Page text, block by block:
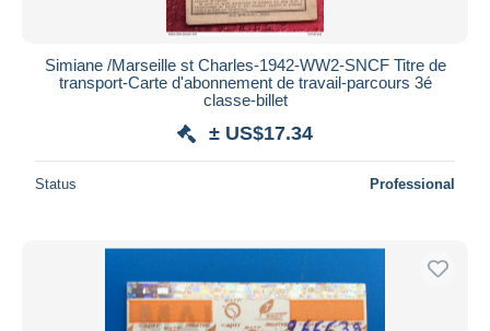
Simiane /Marseille st Charles-1942-WW2-SNCF Titre de
transport-Carte d'abonnement de travail-parcours 3é
classe-billet
± US$17.34
Status Professional